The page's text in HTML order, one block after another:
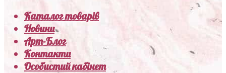
Каталог товарів
Новини
Арт-Блог
Контакти
Особистий кабінет